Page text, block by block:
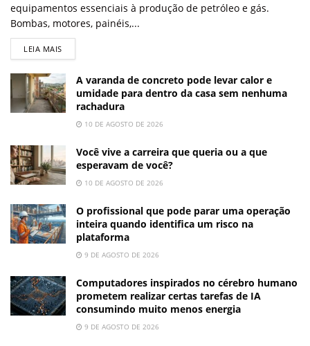
equipamentos essenciais à produção de petróleo e gás.
Bombas, motores, painéis,...
LEIA MAIS
A varanda de concreto pode levar calor e
umidade para dentro da casa sem nenhuma
rachadura
10 DE AGOSTO DE 2026
Você vive a carreira que queria ou a que
esperavam de você?
10 DE AGOSTO DE 2026
O profissional que pode parar uma operação
inteira quando identifica um risco na
plataforma
9 DE AGOSTO DE 2026
Computadores inspirados no cérebro humano
prometem realizar certas tarefas de IA
consumindo muito menos energia
9 DE AGOSTO DE 2026